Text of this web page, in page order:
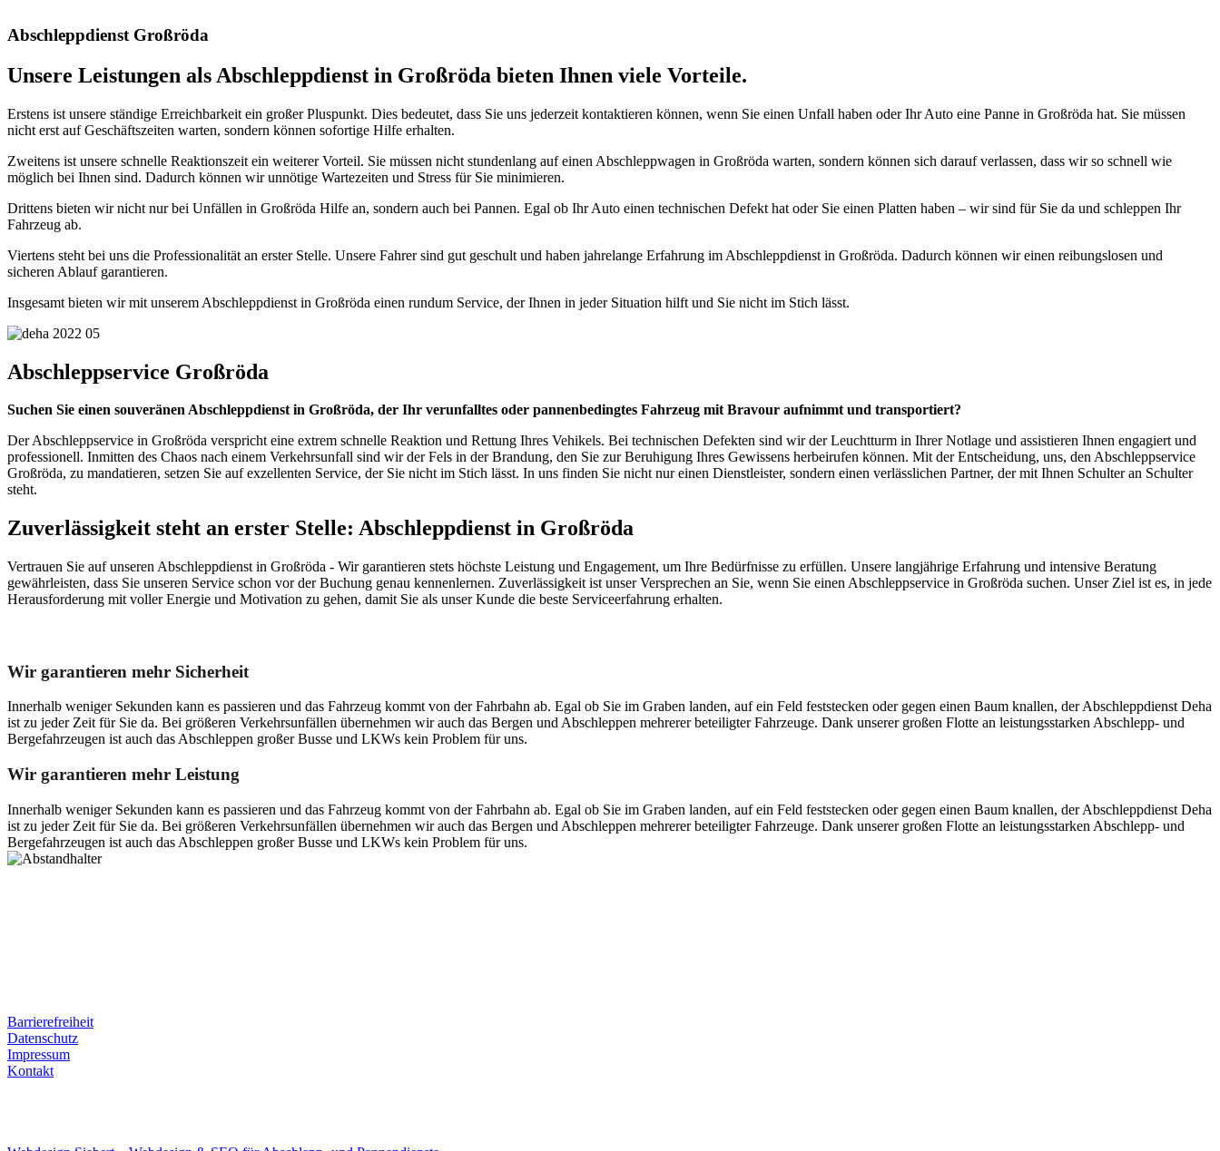
Abschleppdienst Großröda
Unsere Leistungen als Abschleppdienst in Großröda bieten Ihnen viele Vorteile.
Erstens ist unsere ständige Erreichbarkeit ein großer Pluspunkt. Dies bedeutet, dass Sie uns jederzeit kontaktieren können, wenn Sie einen Unfall haben oder Ihr Auto eine Panne in Großröda hat. Sie müssen
nicht erst auf Geschäftszeiten warten, sondern können sofortige Hilfe erhalten.
Zweitens ist unsere schnelle Reaktionszeit ein weiterer Vorteil. Sie müssen nicht stundenlang auf einen Abschleppwagen in Großröda warten, sondern können sich darauf verlassen, dass wir so schnell wie
möglich bei Ihnen sind. Dadurch können wir unnötige Wartezeiten und Stress für Sie minimieren.
Drittens bieten wir nicht nur bei Unfällen in Großröda Hilfe an, sondern auch bei Pannen. Egal ob Ihr Auto einen technischen Defekt hat oder Sie einen Platten haben – wir sind für Sie da und schleppen Ihr
Fahrzeug ab.
Viertens steht bei uns die Professionalität an erster Stelle. Unsere Fahrer sind gut geschult und haben jahrelange Erfahrung im Abschleppdienst in Großröda. Dadurch können wir einen reibungslosen und
sicheren Ablauf garantieren.
Insgesamt bieten wir mit unserem Abschleppdienst in Großröda einen rundum Service, der Ihnen in jeder Situation hilft und Sie nicht im Stich lässt.
Abschleppservice Großröda
Suchen Sie einen souveränen Abschleppdienst in Großröda, der Ihr verunfalltes oder pannenbedingtes Fahrzeug mit Bravour aufnimmt und transportiert?
Der Abschleppservice in Großröda verspricht eine extrem schnelle Reaktion und Rettung Ihres Vehikels. Bei technischen Defekten sind wir der Leuchtturm in Ihrer Notlage und assistieren Ihnen engagiert und
professionell. Inmitten des Chaos nach einem Verkehrsunfall sind wir der Fels in der Brandung, den Sie zur Beruhigung Ihres Gewissens herbeirufen können. Mit der Entscheidung, uns, den Abschleppservice
Großröda, zu mandatieren, setzen Sie auf exzellenten Service, der Sie nicht im Stich lässt. In uns finden Sie nicht nur einen Dienstleister, sondern einen verlässlichen Partner, der mit Ihnen Schulter an Schulter
steht.
Zuverlässigkeit steht an erster Stelle: Abschleppdienst in Großröda
Vertrauen Sie auf unseren Abschleppdienst in Großröda - Wir garantieren stets höchste Leistung und Engagement, um Ihre Bedürfnisse zu erfüllen. Unsere langjährige Erfahrung und intensive Beratung
gewährleisten, dass Sie unseren Service schon vor der Buchung genau kennenlernen. Zuverlässigkeit ist unser Versprechen an Sie, wenn Sie einen Abschleppservice in Großröda suchen. Unser Ziel ist es, in jede
Herausforderung mit voller Energie und Motivation zu gehen, damit Sie als unser Kunde die beste Serviceerfahrung erhalten.
Wir garantieren mehr Sicherheit
Innerhalb weniger Sekunden kann es passieren und das Fahrzeug kommt von der Fahrbahn ab. Egal ob Sie im Graben landen, auf ein Feld feststecken oder gegen einen Baum knallen, der Abschleppdienst Deha
ist zu jeder Zeit für Sie da. Bei größeren Verkehrsunfällen übernehmen wir auch das Bergen und Abschleppen mehrerer beteiligter Fahrzeuge. Dank unserer großen Flotte an leistungsstarken Abschlepp- und
Bergefahrzeugen ist auch das Abschleppen großer Busse und LKWs kein Problem für uns.
Wir garantieren mehr Leistung
Innerhalb weniger Sekunden kann es passieren und das Fahrzeug kommt von der Fahrbahn ab. Egal ob Sie im Graben landen, auf ein Feld feststecken oder gegen einen Baum knallen, der Abschleppdienst Deha
ist zu jeder Zeit für Sie da. Bei größeren Verkehrsunfällen übernehmen wir auch das Bergen und Abschleppen mehrerer beteiligter Fahrzeuge. Dank unserer großen Flotte an leistungsstarken Abschlepp- und
Bergefahrzeugen ist auch das Abschleppen großer Busse und LKWs kein Problem für uns.
Barrierefreiheit
Datenschutz
Impressum
Kontakt